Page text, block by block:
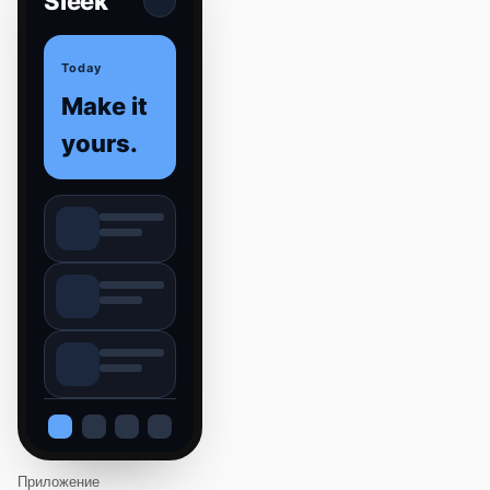
Today
Make it
yours.
Приложение